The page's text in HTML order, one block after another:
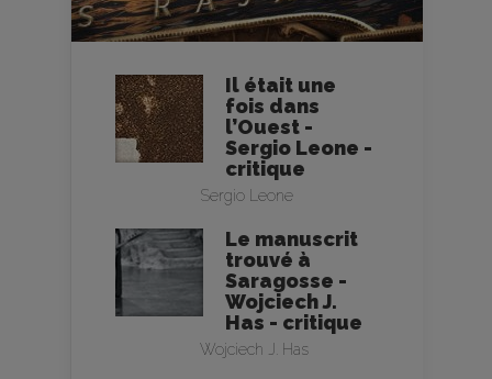
Il était une
fois dans
l’Ouest -
Sergio Leone -
critique
Sergio Leone
Le manuscrit
trouvé à
Saragosse -
Wojciech J.
Has - critique
Wojciech J. Has